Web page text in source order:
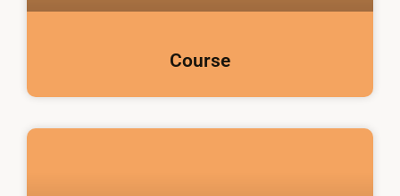
Course